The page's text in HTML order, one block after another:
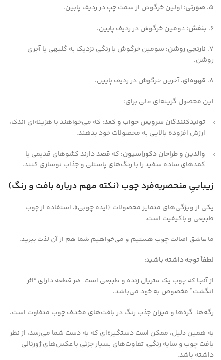
۵. صورتی: اولین خرگوش از سمت چپ در ردیف پایین.
۶. بنفش:دومین خرگوش در ردیف پایین.
۷. نارنجی روشن: سومین خرگوش با رنگی نزدیک به گلبهی یا آجری
روشن.
۸. قهوه‌ای:آخرین خرگوش در ردیف پایین.
این محصول گزینه‌ای عالی برای:
تولیدکنندگان سرویس خواب و کمد: که می‌خواهند با هزینه‌ای اندک،
ارزش افزوده بالایی به محصولات خود بدهند.
والدین و طراحان دکوراسیون: که قصد دارند کشوهای قدیمی یا
کمدهای ساده سفید را با رنگ‌های پاستلی و جذاب نوسازی کنند.
زیباییِ منحصربه‌فرد چوب (نکته مهم درباره بافت و رنگ)
یکی از ویژگی‌های متمایز محصولات «ایده چوبی»، استفاده از چوب
طبیعی و باکیفیت است.
ما عاشق اصالت چوب هستیم و می‌خواهیم شما هم از آن لذت ببرید.
لطفاً توجه داشته باشید:
از آنجا که چوب یک متریال زنده و طبیعی است، هر قطعه دارای “اثر
انگشت” مخصوص به خود می‌باشد.
رگه‌ها، گره‌ها و میزان جذب رنگ در بافت‌های مختلف چوب متفاوت است.
به همین دلیل، ممکن است دستگیره‌ای که به دست شما می‌رسد، از نظر
بافت چوب و سایه رنگی، تفاوت‌های بسیار جزئی با عکس‌های ژورنالی
داشته باشد.